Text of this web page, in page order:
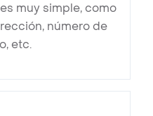
muy simple, como
número de
etc.